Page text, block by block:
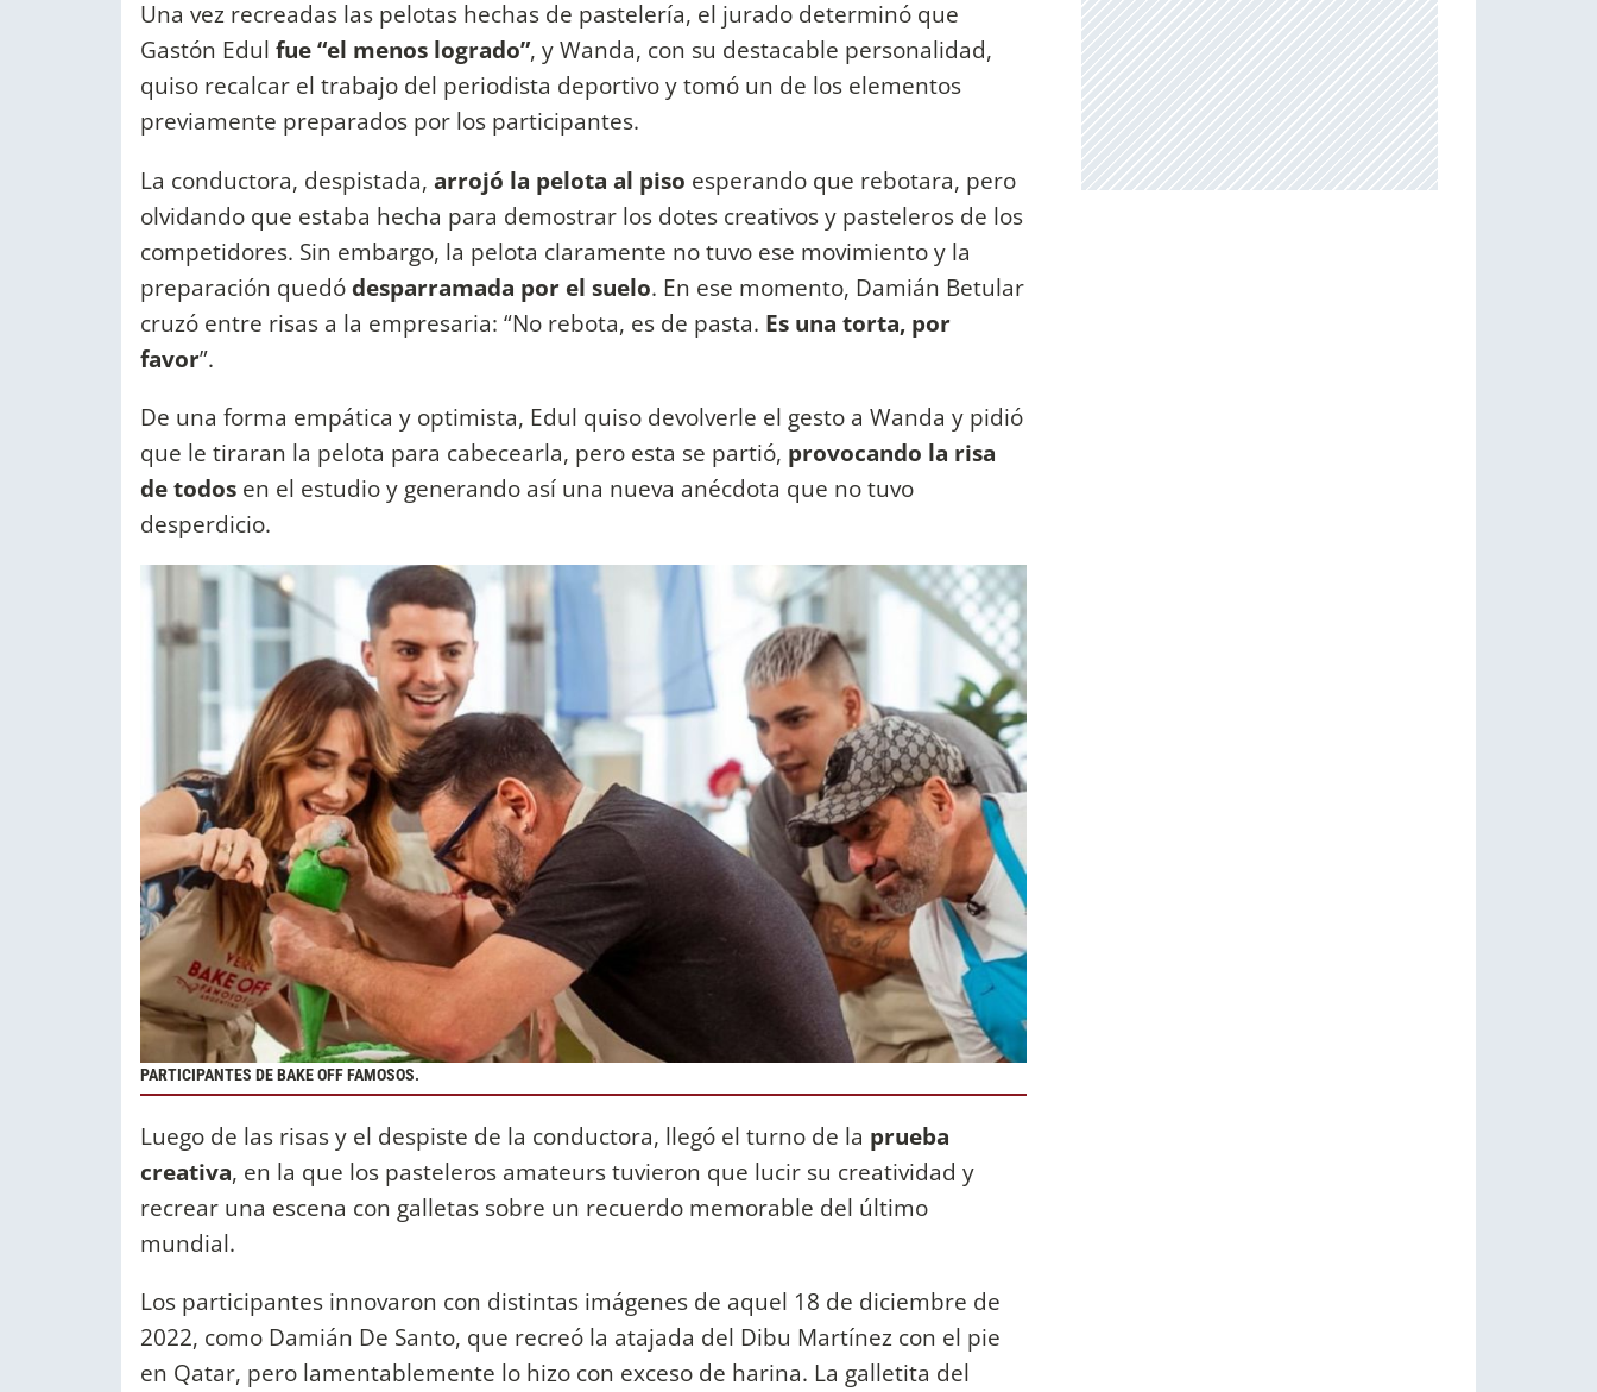
Una vez recreadas las pelotas hechas de pastelería, el jurado determinó que
Gastón Edul fue “el menos logrado”, y Wanda, con su destacable personalidad,
quiso recalcar el trabajo del periodista deportivo y tomó un de los elementos
previamente preparados por los participantes.
La conductora, despistada, arrojó la pelota al piso esperando que rebotara, pero
olvidando que estaba hecha para demostrar los dotes creativos y pasteleros de los
competidores. Sin embargo, la pelota claramente no tuvo ese movimiento y la
preparación quedódesparramada por el suelo. En ese momento, Damián Betular
cruzó entre risas a la empresaria: “No rebota, es de pasta. Es una torta, por
favor”.
De una forma empática y optimista, Edul quiso devolverle el gesto a Wanda y pidió
que le tiraran la pelota para cabecearla, pero esta se partió, provocando la risa
de todos en el estudio y generando así una nueva anécdota que no tuvo
desperdicio.
PARTICIPANTES DE BAKE OFF FAMOSOS.
Luego de las risas y el despiste de la conductora, llegó el turno de la prueba
creativa, en la que los pasteleros amateurs tuvieron que lucir su creatividad y
recrear una escena con galletas sobre un recuerdo memorable del último
mundial.
Los participantes innovaron con distintas imágenes de aquel 18 de diciembre de
2022, como Damián De Santo, que recreó la atajada del Dibu Martínez con el pie
en Qatar, pero lamentablemente lo hizo con exceso de harina. La galletita del